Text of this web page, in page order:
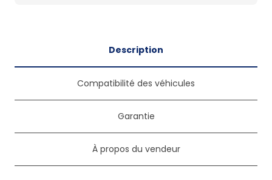
Description
Compatibilité des véhicules
Garantie
À propos du vendeur